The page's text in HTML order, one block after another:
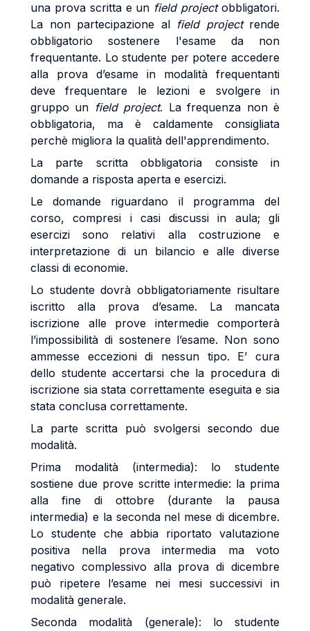
una prova scritta e un field projectobbligatori.
La non partecipazione al field projectrende
obbligatorio sostenere l'esame da non
frequentante. Lo studente per potere accedere
alla prova d’esame in modalità frequentanti
deve frequentare le lezioni e svolgere in
gruppo un field project. La frequenza non è
obbligatoria, ma è caldamente consigliata
perchè migliora la qualità dell'apprendimento.
La parte scritta obbligatoria consiste in
domande a risposta aperta e esercizi.
Le domande riguardano il programma del
corso, compresi i casi discussi in aula; gli
esercizi sono relativi alla costruzione e
interpretazione di un bilancio e alle diverse
classi di economie.
Lo studente dovrà obbligatoriamente risultare
iscritto alla prova d’esame. La mancata
iscrizione alle prove intermedie comporterà
l’impossibilità di sostenere l’esame. Non sono
ammesse eccezioni di nessun tipo. E’ cura
dello studente accertarsi che la procedura di
iscrizione sia stata correttamente eseguita e sia
stata conclusa correttamente.
La parte scritta può svolgersi secondo due
modalità.
Prima modalità (intermedia): lo studente
sostiene due prove scritte intermedie: la prima
alla fine di ottobre (durante la pausa
intermedia) e la seconda nel mese di dicembre.
Lo studente che abbia riportato valutazione
positiva nella prova intermedia ma voto
negativo complessivo alla prova di dicembre
può ripetere l’esame nei mesi successivi in
modalità generale.
Seconda modalità (generale): lo studente